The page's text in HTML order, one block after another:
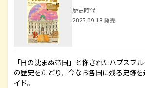
歴史時代
2025.09.18 発売
「日の沈まぬ帝国」と称されたハプスブ
の歴史をたどり、今なお各国に残る史跡
イド。